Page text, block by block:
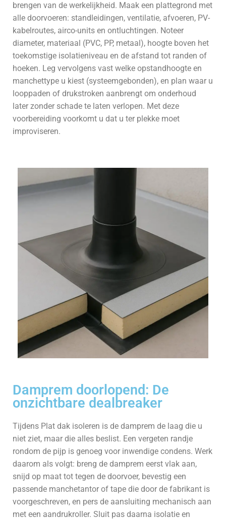
brengen van de werkelijkheid. Maak een plattegrond met
alle doorvoeren: standleidingen, ventilatie, afvoeren, PV-
kabelroutes, airco-units en ontluchtingen. Noteer
diameter, materiaal (PVC, PP, metaal), hoogte boven het
toekomstige isolatieniveau en de afstand tot randen of
hoeken. Leg vervolgens vast welke opstandhoogte en
manchet­type u kiest (systeemgebonden), en plan waar u
looppaden of drukstroken aanbrengt om onderhoud
later zonder schade te laten verlopen. Met deze
voorbereiding voorkomt u dat u ter plekke moet
improviseren.
Damprem doorlopend: De
onzichtbare dealbreaker
Tijdens Plat dak isoleren is de damprem de laag die u
niet ziet, maar die alles beslist. Een vergeten randje
rondom de pijp is genoeg voor inwendige condens. Werk
daarom als volgt: breng de damprem eerst vlak aan,
snijd op maat tot tegen de doorvoer, bevestig een
passende manchetantor of tape die door de fabrikant is
voorgeschreven, en pers de aansluiting mechanisch aan
met een aandrukroller. Sluit pas daarna isolatie en